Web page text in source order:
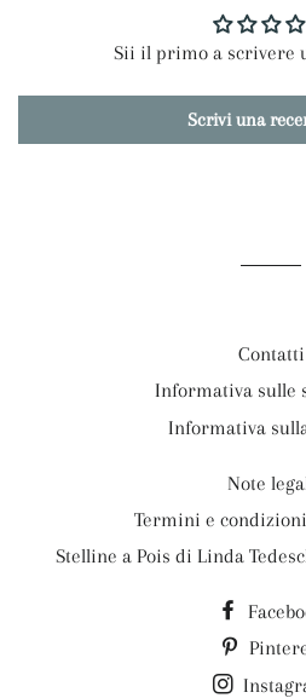
Sii il primo a scrivere
Scrivi una
Contatti
Informativa sulle
Informativa
Note
Termini e
Stelline a Pois di Linda